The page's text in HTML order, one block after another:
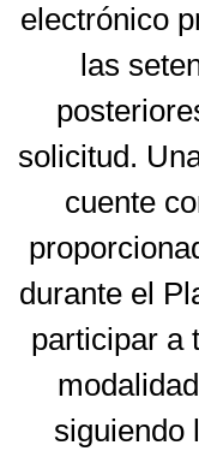
electrónico
las
solicitud.
cuente
durante el
participar a
siguiendo